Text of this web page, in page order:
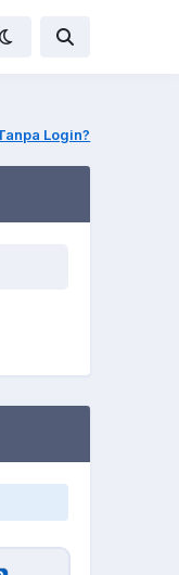
Login?